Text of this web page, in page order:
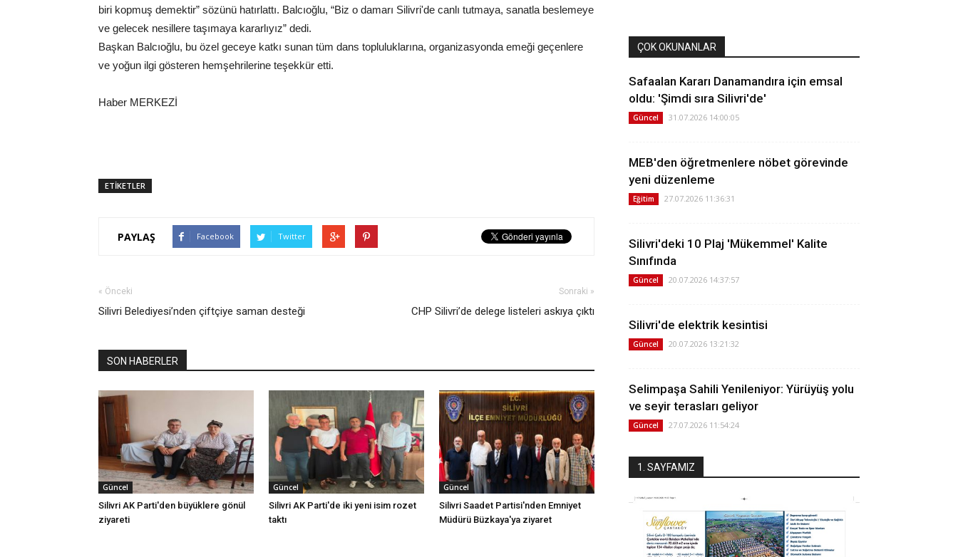
biri kopmuş demektir” sözünü hatırlattı. Balcıoğlu, “Biz o damarı Silivri'de canlı tutmaya, sanatla beslemeye
ve gelecek nesillere taşımaya kararlıyız” dedi.
Başkan Balcıoğlu, bu özel geceye katkı sunan tüm dans topluluklarına, organizasyonda emeği geçenlere
ve yoğun ilgi gösteren hemşehrilerine teşekkür etti.
Haber MERKEZİ
ETİKETLER
PAYLAŞ Facebook Twitter
« Önceki
Silivri Belediyesi’nden çiftçiye saman desteği
Sonraki »
CHP Silivri’de delege listeleri askıya çıktı
SON HABERLER
Güncel
Silivri AK Parti'den büyüklere gönül
ziyareti
Güncel
Silivri AK Parti'de iki yeni isim rozet
taktı
Güncel
Silivri Saadet Partisi'nden Emniyet
Müdürü Büzkaya'ya ziyaret
ÇOK OKUNANLAR
Safaalan Kararı Danamandıra için emsal
oldu: 'Şimdi sıra Silivri'de'
Güncel 31.07.2026 14:00:05
MEB'den öğretmenlere nöbet görevinde
yeni düzenleme
Eğitim 27.07.2026 11:36:31
Silivri'deki 10 Plaj 'Mükemmel' Kalite
Sınıfında
Güncel 20.07.2026 14:37:57
Silivri'de elektrik kesintisi
Güncel 20.07.2026 13:21:32
Selimpaşa Sahili Yenileniyor: Yürüyüş yolu
ve seyir terasları geliyor
Güncel 27.07.2026 11:54:24
1. SAYFAMIZ